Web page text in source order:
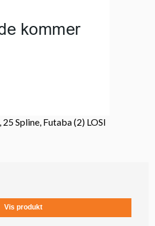
Spline, Futaba (2) LOSI
Vis produkt